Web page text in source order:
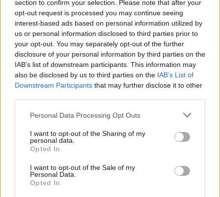
section to confirm your selection. Please note that after your
opt-out request is processed you may continue seeing
interest-based ads based on personal information utilized by
us or personal information disclosed to third parties prior to
your opt-out. You may separately opt-out of the further
disclosure of your personal information by third parties on the
IAB’s list of downstream participants. This information may
also be disclosed by us to third parties on the IAB’s List of
Downstream Participants that may further disclose it to other
Personal Data Processing Opt Outs
I want to opt-out of the Sharing of my
personal data.
Opted In
I want to opt-out of the Sale of my
Personal Data.
Opted In
Venstre og Høyre for sykkeltrasé i Lillomarka:
– Traseen vil ha stor verdi